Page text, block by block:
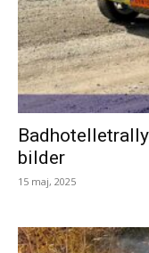
bilder
15 maj, 2025